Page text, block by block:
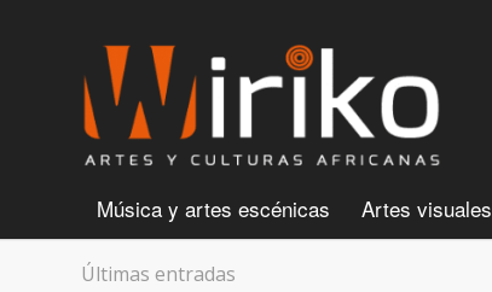
Música y artes escénicas Artes visuales
Últimas entradas